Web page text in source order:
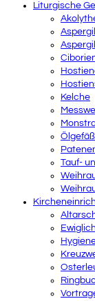
Liturgische
Kelche
Tauf-